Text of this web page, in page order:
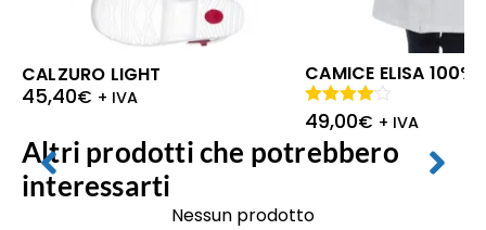
CALZURO LIGHT
45,40€ + IVA
CAMICE ELISA 100%
49,00€ + IVA
Valutato
4.00
5
Altri prodotti che potrebbero
interessarti
Nessun prodotto